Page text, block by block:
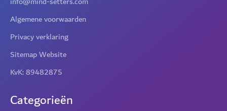
Algemene voorwaarden
Privacy verklaring
Sitemap Website
KvK: 89482875
Categorieën